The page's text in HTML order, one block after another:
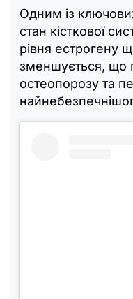
Одним із
стан кісткової
рівня естрогену
зменшується, що
остеопорозу та